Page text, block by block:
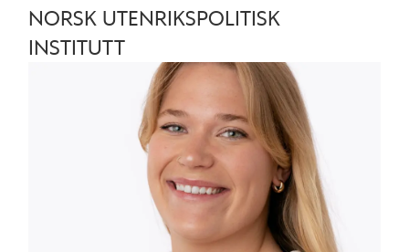
NORSK UTENRIKSPOLITISK
INSTITUTT